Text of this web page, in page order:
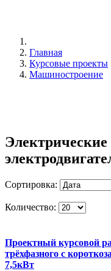
Главная
Курсовые проекты
Машиностроение
Сортировка:
Количество:
Проектный курсовой
трёхфазного с
7,5кВт